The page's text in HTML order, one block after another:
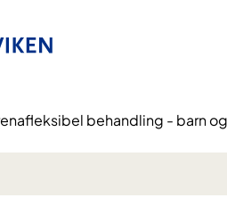
behandling - barn og